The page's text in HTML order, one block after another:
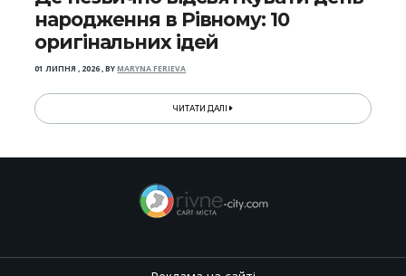
народження в Рівному: 10
оригінальних ідей
01 ЛИПНЯ , 2026,BYMARYNA FERIEVA
ЧИТАТИ ДАЛІ